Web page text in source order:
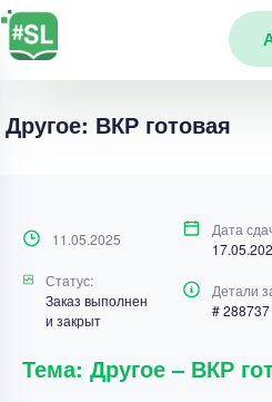
Другое: ВКР готовая
11.05.2025
Дата
Статус:
Заказ выполнен
и закрыт
Детали
# 288737
Тема: Другое – ВКР